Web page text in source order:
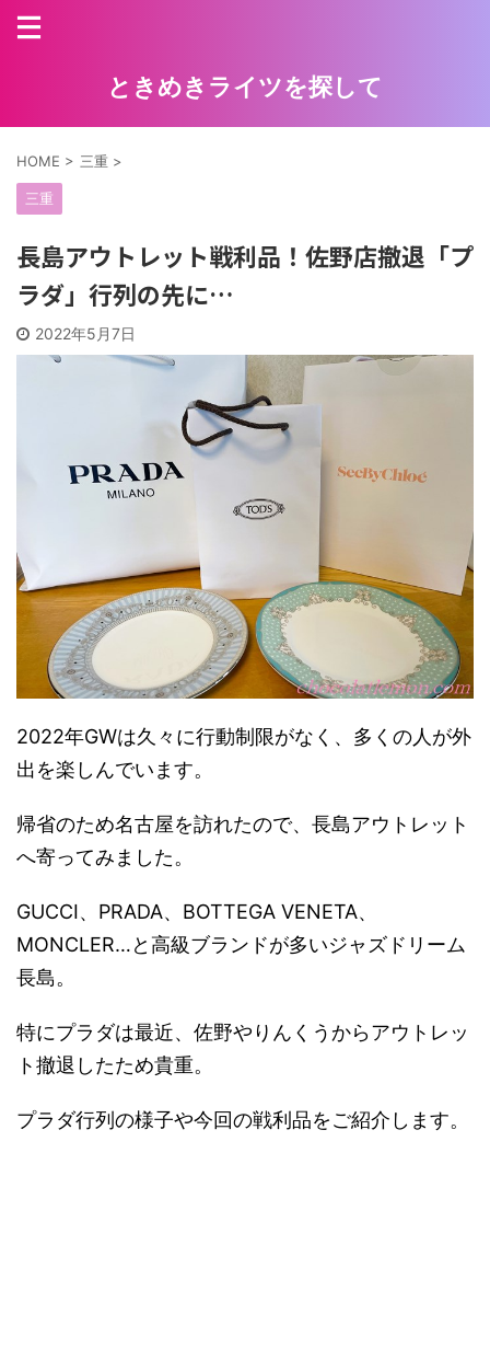
ときめきライツを探して
HOME > 三重 >
三重
長島アウトレット戦利品！佐野店撤退「プ
ラダ」行列の先に…
2022年5月7日
2022年GWは久々に行動制限がなく、多くの人が外
出を楽しんでいます。
帰省のため名古屋を訪れたので、長島アウトレット
へ寄ってみました。
GUCCI、PRADA、BOTTEGA VENETA、
MONCLER…と高級ブランドが多いジャズドリーム
長島。
特にプラダは最近、佐野やりんくうからアウトレッ
ト撤退したため貴重。
プラダ行列の様子や今回の戦利品をご紹介します。